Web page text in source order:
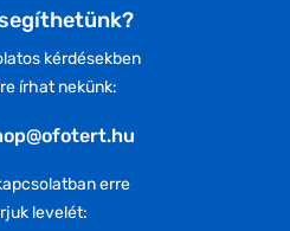
kérdésekben
írhat nekünk:
erre
levelét: